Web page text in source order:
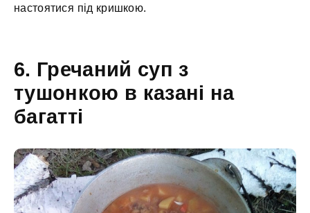
настоятися під кришкою.
6. Гречаний суп з
тушонкою в казані на
багатті